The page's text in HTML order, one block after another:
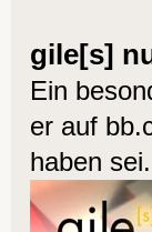
gile[s]
Ein
er auf
haben